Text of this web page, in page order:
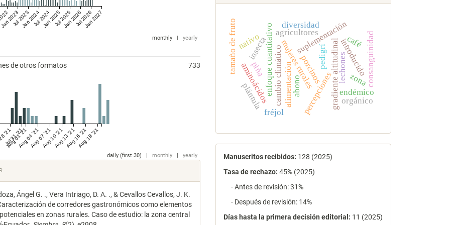
Jan 2023Jul 2023Jan 2024Jul 2024Jan 2025Jul 2025Jan 2026Jul 2026Jan 2027
monthly | yearly
de otros formatos 733
'21
Jul 31 '21
Aug 01 '21Aug 04 '21Aug 07 '21Aug 10 '21Aug 13 '21Aug 16 '21Aug 19 '21
daily (first 30) | monthly | yearly
Ángel G. ., Vera Intriago, D. A. ., & Cevallos Cevallos, J. K.
de corredores gastronómicos como elementos
en zonas rurales. Caso de estudio: la zona central
mujeres rurales
percepciones
cambio climático gradiente altitudinal
enfoque cuantitativo agricultores
alimentación
suplementación
porcinos lechones
aminoácidos
diversidad
insecta
endémico
nativo introducido
tamaño de fruto piña consanguinidad
pedigrí
café
abono
orgánico
plántula
fréjol
zona
estadísticas
Manuscritos recibidos: 128 (2025)
Tasa de rechazo: 45% (2025)
- Antes de revisión: 31%
- Después de revisión: 14%
Días hasta la primera decisión editorial: 11 (2025)